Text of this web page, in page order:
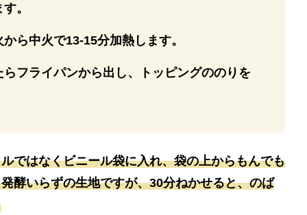
。
ら中火で13-15分加熱します。
フライパンから出し、トッピングののりを
ではなくビニール袋に入れ、袋の上からもんでも
酵いらずの生地ですが、30分ねかせると、のば